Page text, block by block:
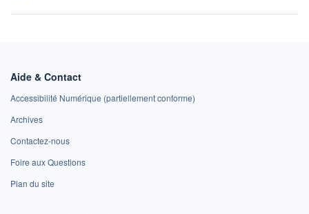
Aide & Contact
Accessibilité Numérique (partiellement conforme)
Archives
Contactez-nous
Foire aux Questions
Plan du site